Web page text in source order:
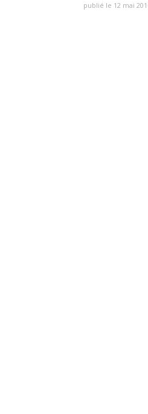
publié le 12 mai